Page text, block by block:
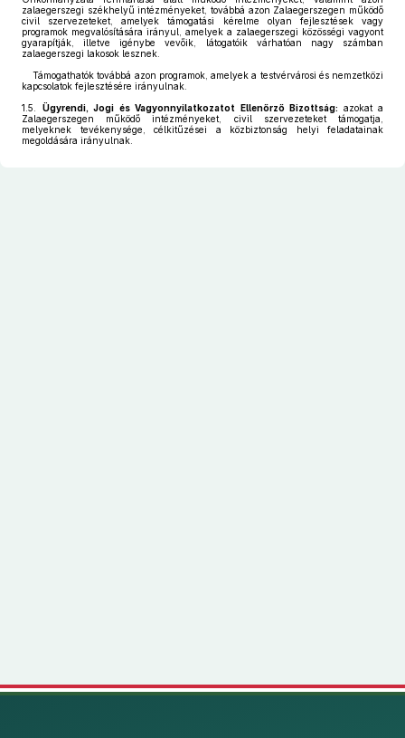
zalaegerszegi székhelyű intézményeket, továbbá azon Zalaegerszegen működő
civil szervezeteket, amelyek támogatási kérelme olyan fejlesztések vagy
programok megvalósítására irányul, amelyek a zalaegerszegi közösségi vagyont
gyarapítják, illetve igénybe vevőik, látogatóik várhatóan nagy számban
zalaegerszegi lakosok lesznek.
Támogathatók továbbá azon programok, amelyek a testvérvárosi és nemzetközi
kapcsolatok fejlesztésére irányulnak.
1.5.
Ügyrendi, Jogi és Vagyonnyilatkozatot Ellenőrző Bizottság: azokat a
Zalaegerszegen működő intézményeket, civil szervezeteket támogatja,
melyeknek tevékenysége, célkitűzései a közbiztonság helyi feladatainak
megoldására irányulnak.